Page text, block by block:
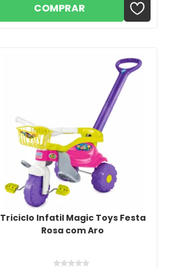
COMPRAR
Triciclo Infatil Magic Toys Festa
Rosa com Aro